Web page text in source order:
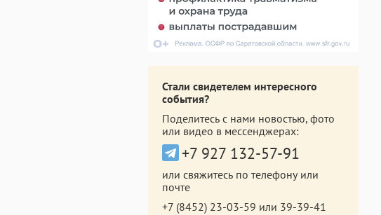
Стали свидетелем интересного
события?
Поделитесь с нами новостью, фото
или видео в мессенджерах:
+7 927 132-57-91
или свяжитесь по телефону или
почте
+7 (8452) 23-03-59 или 39-39-41